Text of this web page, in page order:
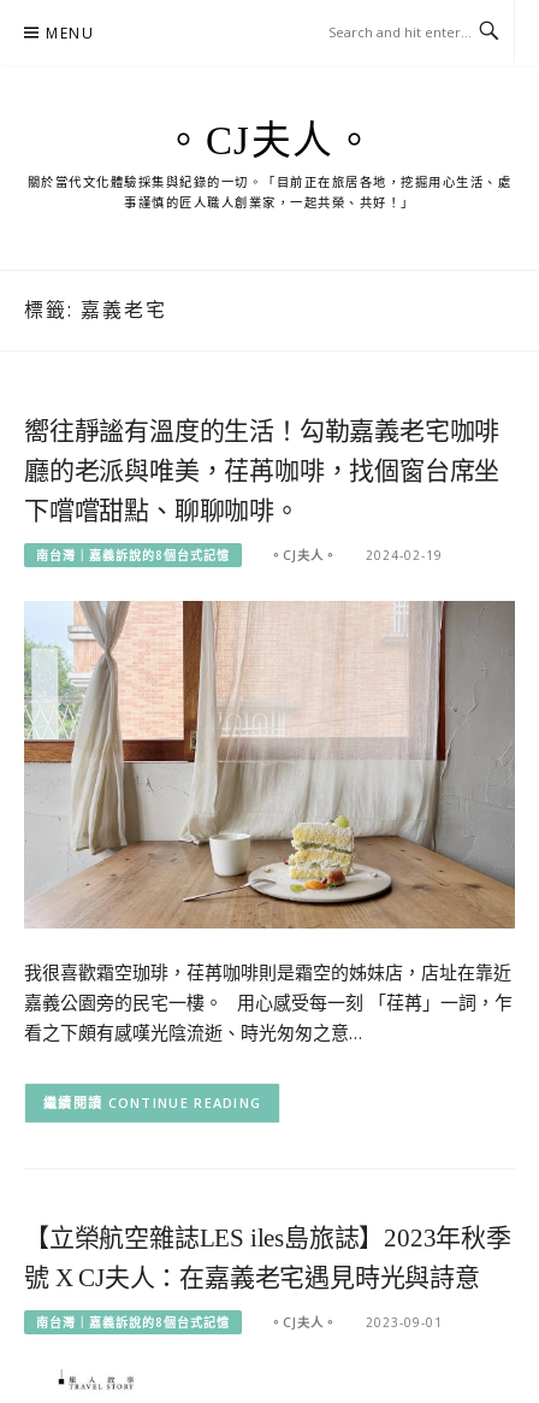
MENU
。CJ夫人。
關於當代文化體驗採集與紀錄的一切。「目前正在旅居各地，挖掘用心生活、處
事謹慎的匠人職人創業家，一起共榮、共好！」
標籤: 嘉義老宅
嚮往靜謐有溫度的生活！勾勒嘉義老宅咖啡
廳的老派與唯美，荏苒咖啡，找個窗台席坐
下嚐嚐甜點、聊聊咖啡。
南台灣｜嘉義訴說的8個台式記憶 。CJ夫人。 2024-02-19
我很喜歡霜空珈琲，荏苒咖啡則是霜空的姊妹店，店址在靠近
嘉義公園旁的民宅一樓。 用心感受每一刻 「荏苒」一詞，乍
看之下頗有感嘆光陰流逝、時光匆匆之意…
CONTINUE READING
【立榮航空雜誌LES iles島旅誌】2023年秋季
號 X CJ夫人：在嘉義老宅遇見時光與詩意
南台灣｜嘉義訴說的8個台式記憶 。CJ夫人。 2023-09-01